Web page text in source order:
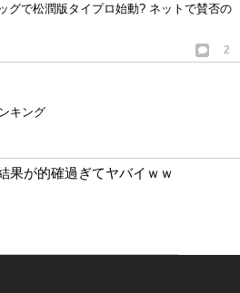
グで松潤版タイプロ始動? ネットで賛否の
2
キング
果が的確過ぎてヤバイｗｗ